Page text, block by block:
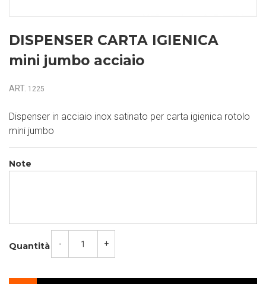
DISPENSER CARTA IGIENICA
mini jumbo acciaio
ART. 1225
Dispenser in acciaio inox satinato per carta igienica rotolo
mini jumbo
Note
Quantità - +